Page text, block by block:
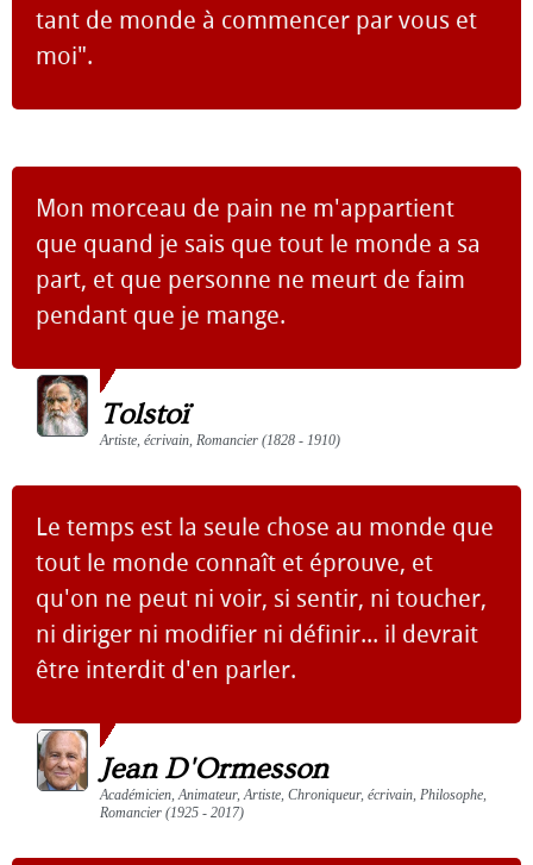
tant de monde à commencer par vous et
moi".
Mon morceau de pain ne m'appartient
que quand je sais que tout le monde a sa
part, et que personne ne meurt de faim
pendant que je mange.
Tolstoï
Artiste, écrivain, Romancier (1828 - 1910)
Le temps est la seule chose au monde que
tout le monde connaît et éprouve, et
qu'on ne peut ni voir, si sentir, ni toucher,
ni diriger ni modifier ni définir... il devrait
être interdit d'en parler.
Jean D'Ormesson
Académicien, Animateur, Artiste, Chroniqueur, écrivain, Philosophe,
Romancier (1925 - 2017)